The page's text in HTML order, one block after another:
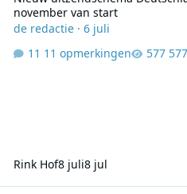
november van start
de redactie· 6 juli
11 opmerkingen
Rink Hof8 juli8 jul